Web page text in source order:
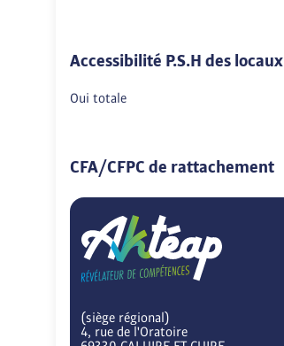
Accessibilité P.S.H des locaux
Oui totale
CFA/CFPC de rattachement
(siège régional)
4, rue de l'Oratoire